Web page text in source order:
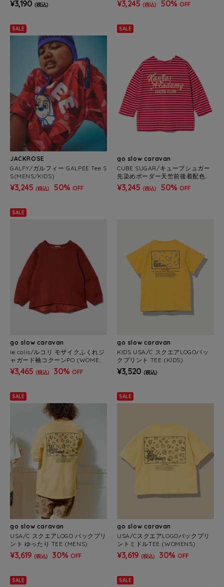
¥3,190 (税込) ¥3,245 (税込) 50% OFF
SALE
JACKROSE
GALFY/ガルフィー GALPEE Tee S
S(MENS/KIDS)
¥3,245 (税込) 50% OFF
SALE
go slow caravan
CUBE SUGAR/キューブシュガー
先染めボーダー天竺前後着配色ス
テッチPO (WOMENS)
¥3,245 (税込) 50% OFF
SALE
go slow caravan
le colis/ルコリ モザイクふくれジ
ャガード袖コクーンPO (WOMEN
S)
¥3,465 (税込) 30% OFF
go slow caravan
KIDS USA/C スクエアLOGOバッ
クプリント TEE (KIDS)
¥3,520 (税込)
SALE
go slow caravan
USA/C スクエアLOGO バックプリ
ント ゆったり TEE (MENS)
¥3,619 (税込) 30% OFF
SALE
go slow caravan
USA/CスクエアLOGOバックプリ
ントミドルTEE (WOMENS)
¥3,619 (税込) 30% OFF
SALE SALE